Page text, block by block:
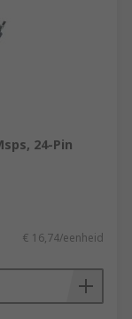
24-Pin
€ 16,74/eenheid